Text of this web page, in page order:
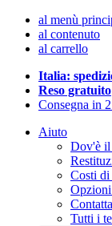
al menù
al contenuto
al carrello
Italia:
Reso gratuito
Consegna in
Aiuto
Dov'è il
Costi di
Tutti i